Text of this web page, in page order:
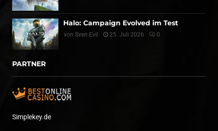
Halo: Campaign Evolved im Test
von Sven Evil 25. Juli 2026 0
PARTNER
Simplekey.de